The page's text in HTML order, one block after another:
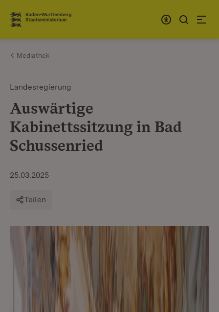
Zum Inhalt springen
Link zur Startseite
Mediathek
Landesregierung
Auswärtige
Kabinettssitzung in Bad
Schussenried
25.03.2025
Teilen